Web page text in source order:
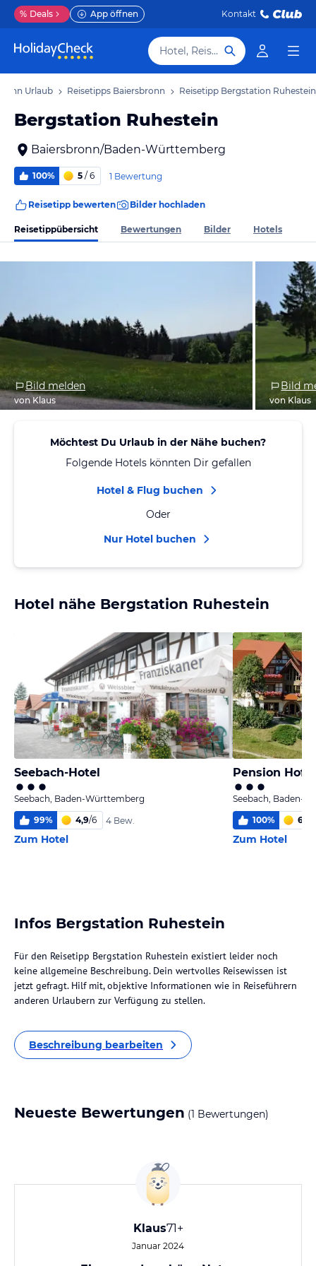
% Deals App öffnen Kontakt
Hotel, Reiseziel
Urlaub Reisetipps Baiersbronn Reisetipp Bergstation Ruhestein
Bergstation Ruhestein
Baiersbronn/Baden-Württemberg
100% 5 / 6 1 Bewertung
Reisetipp bewerten Bilder hochladen
Reisetippübersicht Bewertungen Bilder Hotels
Bild melden
von Klaus
Bild
von Klaus
Möchtest Du Urlaub in der Nähe buchen?
Folgende Hotels könnten Dir gefallen
Hotel & Flug buchen
Oder
Nur Hotel buchen
Hotel nähe Bergstation Ruhestein
Seebach-Hotel
Seebach, Baden-Württemberg
99% 4,9/6 4 Bew.
Zum Hotel
Pension Hof
Seebach, Baden-
100% 6,0
Zum Hotel
Infos Bergstation Ruhestein
Für den Reisetipp Bergstation Ruhestein existiert leider noch
keine allgemeine Beschreibung. Dein wertvolles Reisewissen ist
jetzt gefragt. Hilf mit, objektive Informationen wie in Reiseführern
anderen Urlaubern zur Verfügung zu stellen.
Beschreibung bearbeiten
Neueste Bewertungen (1 Bewertungen)
Klaus71+
Januar 2024